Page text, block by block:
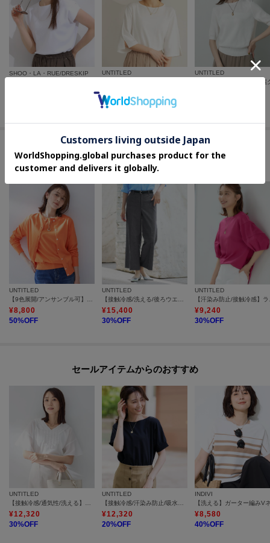
SHOO・LA・RUE/DRESKIP
UNTITLED
¥
40%OFF
UNTITLED
この商品を見た人はコチラの商品も
チェックしています
UNTITLED
¥8,800
50%OFF
UNTITLED
¥15,400
30%OFF
UNTITLED
¥9,240
30%OFF
セールアイテムからのおすすめ
UNTITLED
¥12,320
30%OFF
UNTITLED
¥12,320
20%OFF
INDIVI
¥8,580
40%OFF